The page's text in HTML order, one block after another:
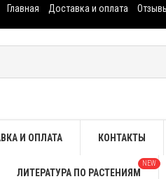
Главная Доставка и оплата
И ОПЛАТА КОНТАКТЫ
ЛИТЕРАТУРА ПО РАСТЕНИЯМ
NEW